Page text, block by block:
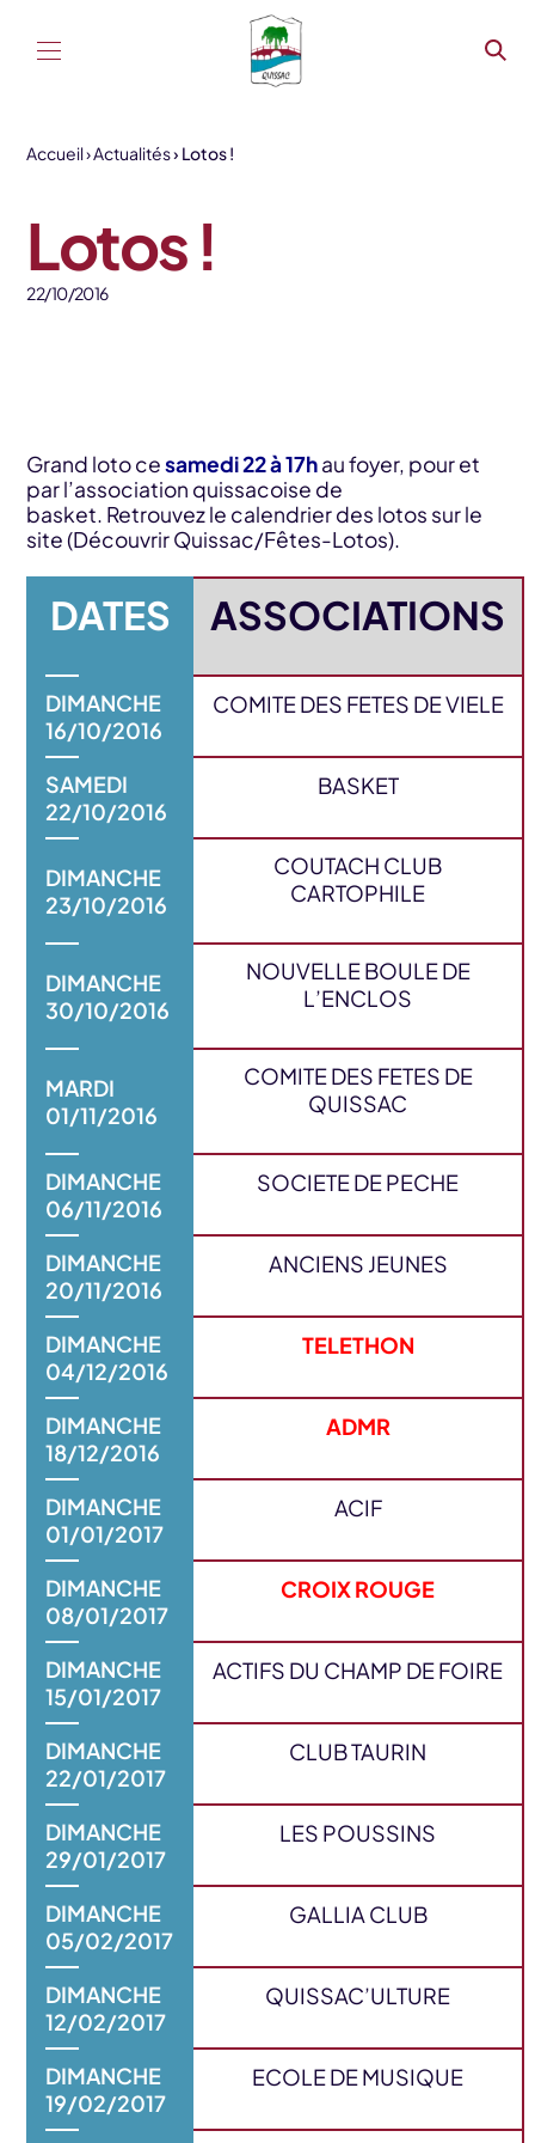
Accueil Actualités Lotos !
Lotos !
22/10/2016
Grand loto cesamedi 22 à 17hau foyer, pour et
par l’association quissacoise de
basket. Retrouvez le calendrier des lotos sur le
site (Découvrir Quissac/Fêtes-Lotos).
DATES ASSOCIATIONS
DIMANCHE
16/10/2016
COMITE DES FETES DE VIELE
SAMEDI
22/10/2016
BASKET
DIMANCHE
23/10/2016
COUTACH CLUB
CARTOPHILE
DIMANCHE
30/10/2016
NOUVELLE BOULE DE
L’ENCLOS
MARDI
01/11/2016
COMITE DES FETES DE
QUISSAC
DIMANCHE
06/11/2016
SOCIETE DE PECHE
DIMANCHE
20/11/2016
ANCIENS JEUNES
DIMANCHE
04/12/2016
TELETHON
DIMANCHE
18/12/2016
ADMR
DIMANCHE
01/01/2017
ACIF
DIMANCHE
08/01/2017
CROIX ROUGE
DIMANCHE
15/01/2017
ACTIFS DU CHAMP DE FOIRE
DIMANCHE
22/01/2017
CLUB TAURIN
DIMANCHE
29/01/2017
LES POUSSINS
DIMANCHE
05/02/2017
GALLIA CLUB
DIMANCHE
12/02/2017
QUISSAC’ULTURE
DIMANCHE
19/02/2017
ECOLE DE MUSIQUE